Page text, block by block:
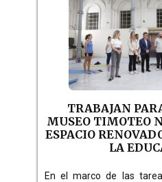
TRABAJAN
MUSEO TIMOTEO
ESPACIO
LA
En el marco de las